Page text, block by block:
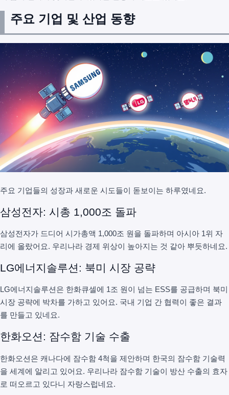
주요 기업 및 산업 동향
주요 기업들의 성장과 새로운 시도들이 돋보이는 하루였네요.
삼성전자: 시총 1,000조 돌파
삼성전자가 드디어 시가총액 1,000조 원을 돌파하며 아시아 1위 자
리에 올랐어요. 우리나라 경제 위상이 높아지는 것 같아 뿌듯하네요.
LG에너지솔루션: 북미 시장 공략
LG에너지솔루션은 한화큐셀에 1조 원이 넘는 ESS를 공급하며 북미
시장 공략에 박차를 가하고 있어요. 국내 기업 간 협력이 좋은 결과
를 만들고 있네요.
한화오션: 잠수함 기술 수출
한화오션은 캐나다에 잠수함 4척을 제안하며 한국의 잠수함 기술력
을 세계에 알리고 있어요. 우리나라 잠수함 기술이 방산 수출의 효자
로 떠오르고 있다니 자랑스럽네요.